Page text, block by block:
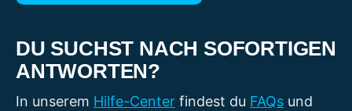
DU SUCHST NACH SOFORTIGEN
ANTWORTEN?
In unserem Hilfe-Center findest du FAQs und